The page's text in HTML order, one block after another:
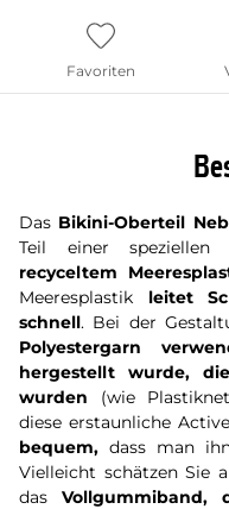
Favoriten
Das Bikini-Oberteil
Teil einer
recyceltem
Meeresplastik leitet
schnell. Bei der
Polyestergarn
hergestellt wurde,
wurden (wie
diese erstaunliche
bequem, dass man
Vielleicht schätzen Sie
das